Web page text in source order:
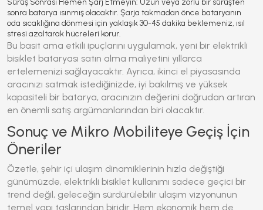
Sürüş Sonrası Hemen Şarj Etmeyin: Uzun veya zorlu bir sürüşten
sonra batarya ısınmış olacaktır. Şarja takmadan önce bataryanın
oda sıcaklığına dönmesi için yaklaşık 30-45 dakika beklemeniz, ısıl
stresi azaltarak hücreleri korur.
Bu basit ama etkili ipuçlarını uygulamak, yeni bir elektrikli
bisiklet bataryası satın alma maliyetini yıllarca
ertelemenizi sağlayacaktır. Ayrıca, ikinci el piyasasında
aracınızı satmak istediğinizde, iyi bakılmış ve yüksek
kapasiteli bir batarya, aracınızın değerini doğrudan artıran
en önemli satış argümanlarından biri olacaktır.
Sonuç ve Mikro Mobiliteye Geçiş İçin
Öneriler
Özetle, şehir içi ulaşım dinamiklerinin hızla değiştiği
günümüzde, elektrikli bisiklet kullanımı sadece geçici bir
trend değil, geleceğin sürdürülebilir ulaşım vizyonunun
temel yapı taşlarından biridir. Hem ekonomik hem de